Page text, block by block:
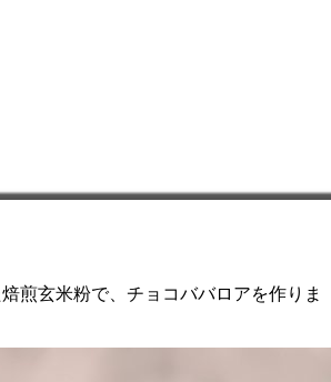
煎玄米粉で、チョコババロアを作りま